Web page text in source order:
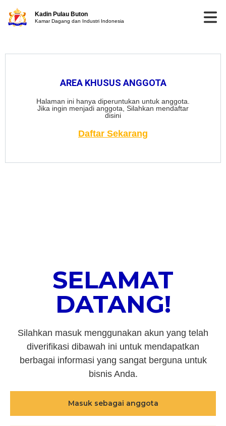
Kadin Pulau Buton
Kamar Dagang dan Industri Indonesia
AREA KHUSUS ANGGOTA
Halaman ini hanya diperuntukan untuk anggota.
Jika ingin menjadi anggota, Silahkan mendaftar
disini
Daftar Sekarang
SELAMAT
DATANG!
Silahkan masuk menggunakan akun yang telah
diverifikasi dibawah ini untuk mendapatkan
berbagai informasi yang sangat berguna untuk
bisnis Anda.
Masuk sebagai anggota